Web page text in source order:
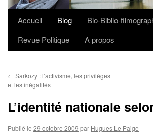
Aller
Accueil Blog
Bio-Biblio-
Revue Politique
A propos
← Sarkozy : l’activisme, les privilèges
et les inégalités
L’identité nationale
Publié le 29 octobre 2009 par Hugues Le Paige